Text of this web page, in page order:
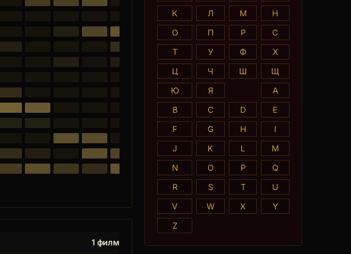
1 филм
К
Л М
Н
О
П Р
С
Т
У Ф
Х
Ц
Ч Ш
Щ
Ю
Я
A
B
C D
E
F
G H
I
J
K L
M
N
O P
Q
R
S T
U
V
W X
Y
Z